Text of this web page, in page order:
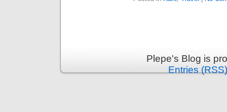
Plepe's Blog is
Entries (RSS)